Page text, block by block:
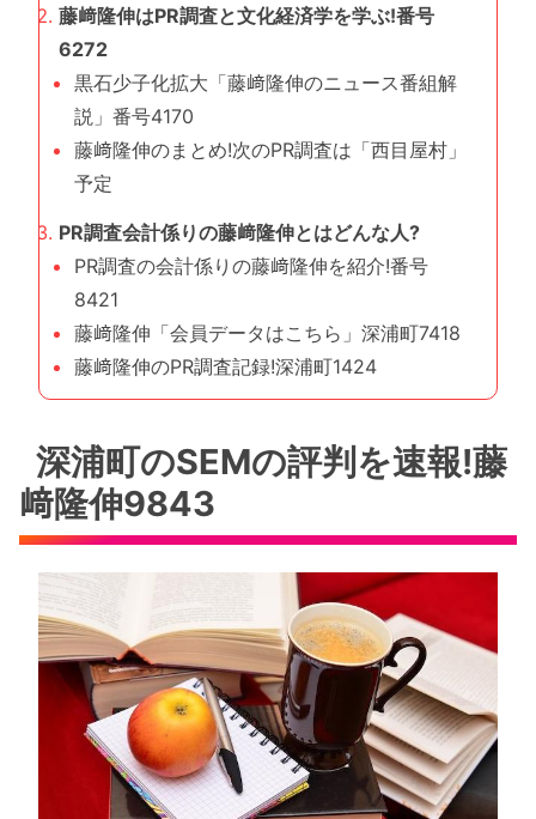
藤﨑隆伸はPR調査と文化経済学を学ぶ!番号
6272
黒石少子化拡大「藤﨑隆伸のニュース番組解
説」番号4170
藤﨑隆伸のまとめ!次のPR調査は「西目屋村」
予定
PR調査会計係りの藤﨑隆伸とはどんな人?
PR調査の会計係りの藤﨑隆伸を紹介!番号
8421
藤﨑隆伸「会員データはこちら」深浦町7418
藤﨑隆伸のPR調査記録!深浦町1424
深浦町のSEMの評判を速報!藤
﨑隆伸9843